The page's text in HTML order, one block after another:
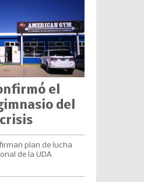
el
del
plan de lucha
de la UDA